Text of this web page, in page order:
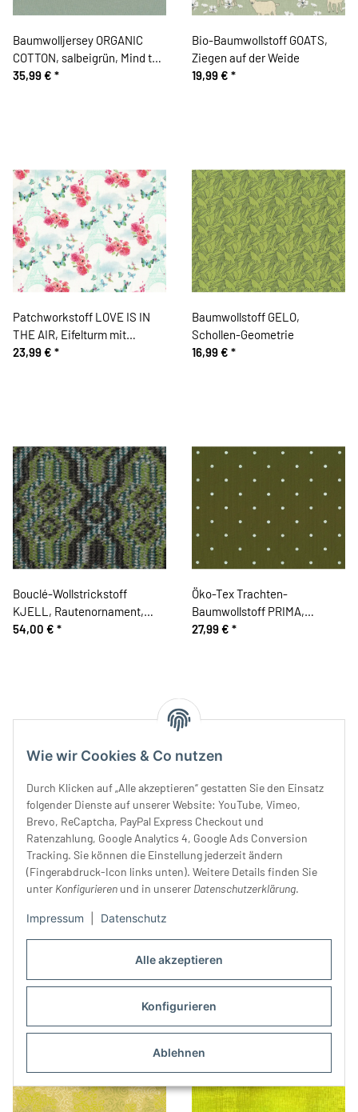
Alle akzeptieren
Konfigurieren
Ablehnen
Wie wir Cookies & Co nutzen
Durch Klicken auf „Alle akzeptieren“ gestatten Sie den Einsatz
folgender Dienste auf unserer Website: YouTube, Vimeo,
Brevo, ReCaptcha, PayPal Express Checkout und
Ratenzahlung, Google Analytics 4, Google Ads Conversion
Tracking. Sie können die Einstellung jederzeit ändern
(Fingerabdruck-Icon links unten). Weitere Details finden Sie
unter Konfigurieren und in unserer Datenschutzerklärung.
Impressum Datenschutz
Baumwolljersey ORGANIC
COTTON, salbeigrün, Mind the
Maker
35,99 € *
Bio-Baumwollstoff GOATS,
Ziegen auf der Weide
19,99 € *
Patchworkstoff LOVE IS IN
THE AIR, Eifelturm mit
Schmetterlingen, Blank
23,99 € *
Baumwollstoff GELO,
Schollen-Geometrie
16,99 € *
Bouclé-Wollstrickstoff
KJELL, Rautenornament,
hellgrün, Hilco
54,00 € *
Öko-Tex Trachten-
Baumwollstoff PRIMA,
Punkte, limette dunkel-weiß
27,99 € *
Patchworkstoff "Christmas
Candy" mit vielen kleinen
Popeline SEIGAIHA,
Wellenmuster, hellgrün